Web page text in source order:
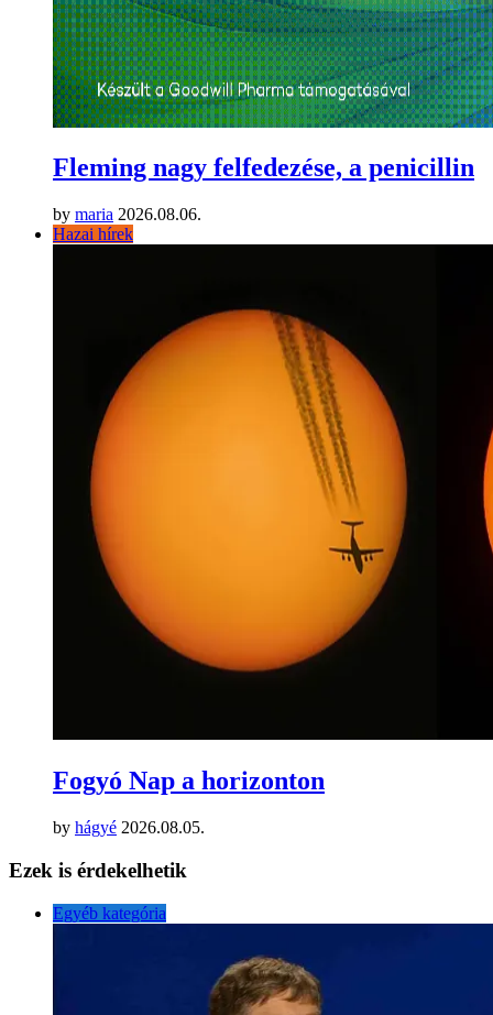
Fleming nagy felfedezése, a penicillin
by maria 2026.08.06.
Hazai hírek
Fogyó Nap a horizonton
by hágyé 2026.08.05.
Ezek is érdekelhetik
Egyéb kategória